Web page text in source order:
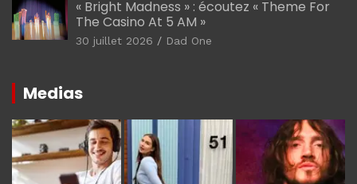
« Bright Madness » : écoutez « Theme For
The Casino At 5 AM »
30 juillet 2026 Dad One
Medias